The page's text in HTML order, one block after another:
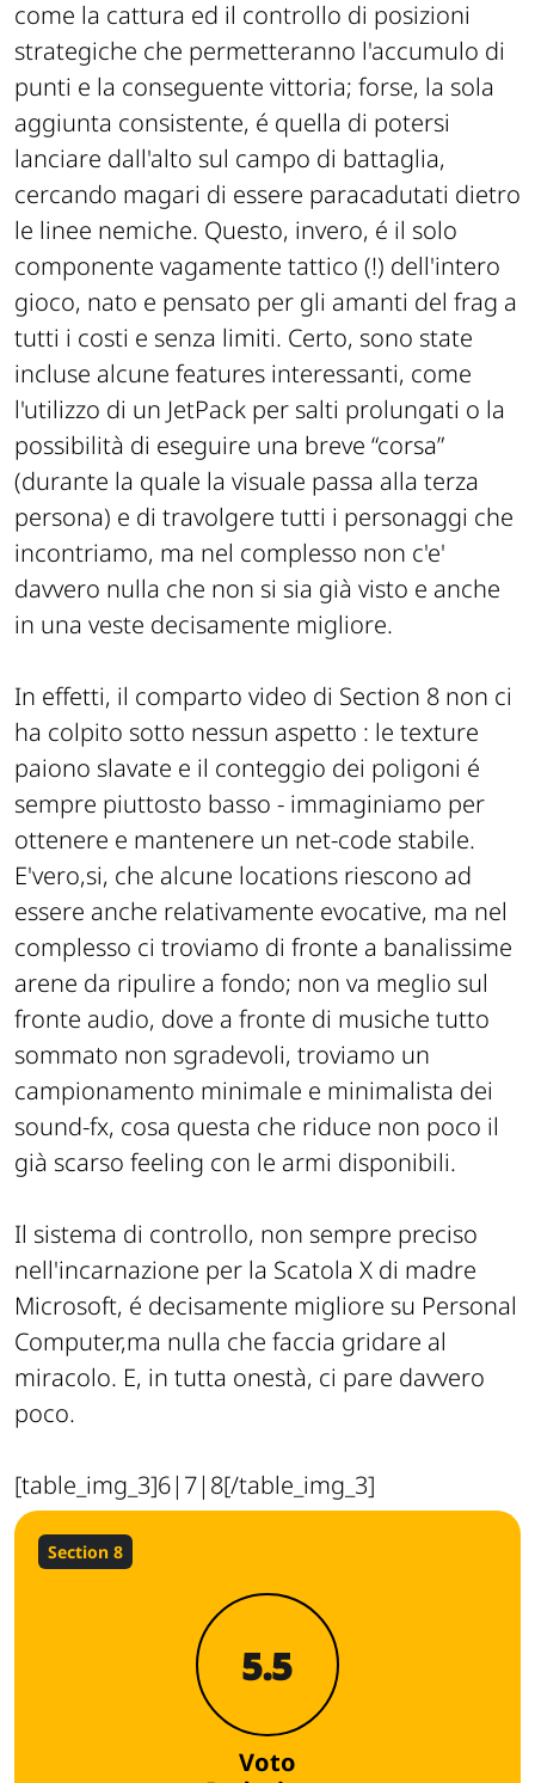
come la cattura ed il controllo di posizioni
strategiche che permetteranno l'accumulo di
punti e la conseguente vittoria; forse, la sola
aggiunta consistente, é quella di potersi
lanciare dall'alto sul campo di battaglia,
cercando magari di essere paracadutati dietro
le linee nemiche. Questo, invero, é il solo
componente vagamente tattico (!) dell'intero
gioco, nato e pensato per gli amanti del frag a
tutti i costi e senza limiti. Certo, sono state
incluse alcune features interessanti, come
l'utilizzo di un JetPack per salti prolungati o la
possibilità di eseguire una breve “corsa”
(durante la quale la visuale passa alla terza
persona) e di travolgere tutti i personaggi che
incontriamo, ma nel complesso non c'e'
davvero nulla che non si sia già visto e anche
in una veste decisamente migliore.
In effetti, il comparto video di Section 8 non ci
ha colpito sotto nessun aspetto : le texture
paiono slavate e il conteggio dei poligoni é
sempre piuttosto basso - immaginiamo per
ottenere e mantenere un net-code stabile.
E'vero,si, che alcune locations riescono ad
essere anche relativamente evocative, ma nel
complesso ci troviamo di fronte a banalissime
arene da ripulire a fondo; non va meglio sul
fronte audio, dove a fronte di musiche tutto
sommato non sgradevoli, troviamo un
campionamento minimale e minimalista dei
sound-fx, cosa questa che riduce non poco il
già scarso feeling con le armi disponibili.
Il sistema di controllo, non sempre preciso
nell'incarnazione per la Scatola X di madre
Microsoft, é decisamente migliore su Personal
Computer,ma nulla che faccia gridare al
miracolo. E, in tutta onestà, ci pare davvero
poco.
[table_img_3]6|7|8[/table_img_3]
Section 8
5.5
Voto